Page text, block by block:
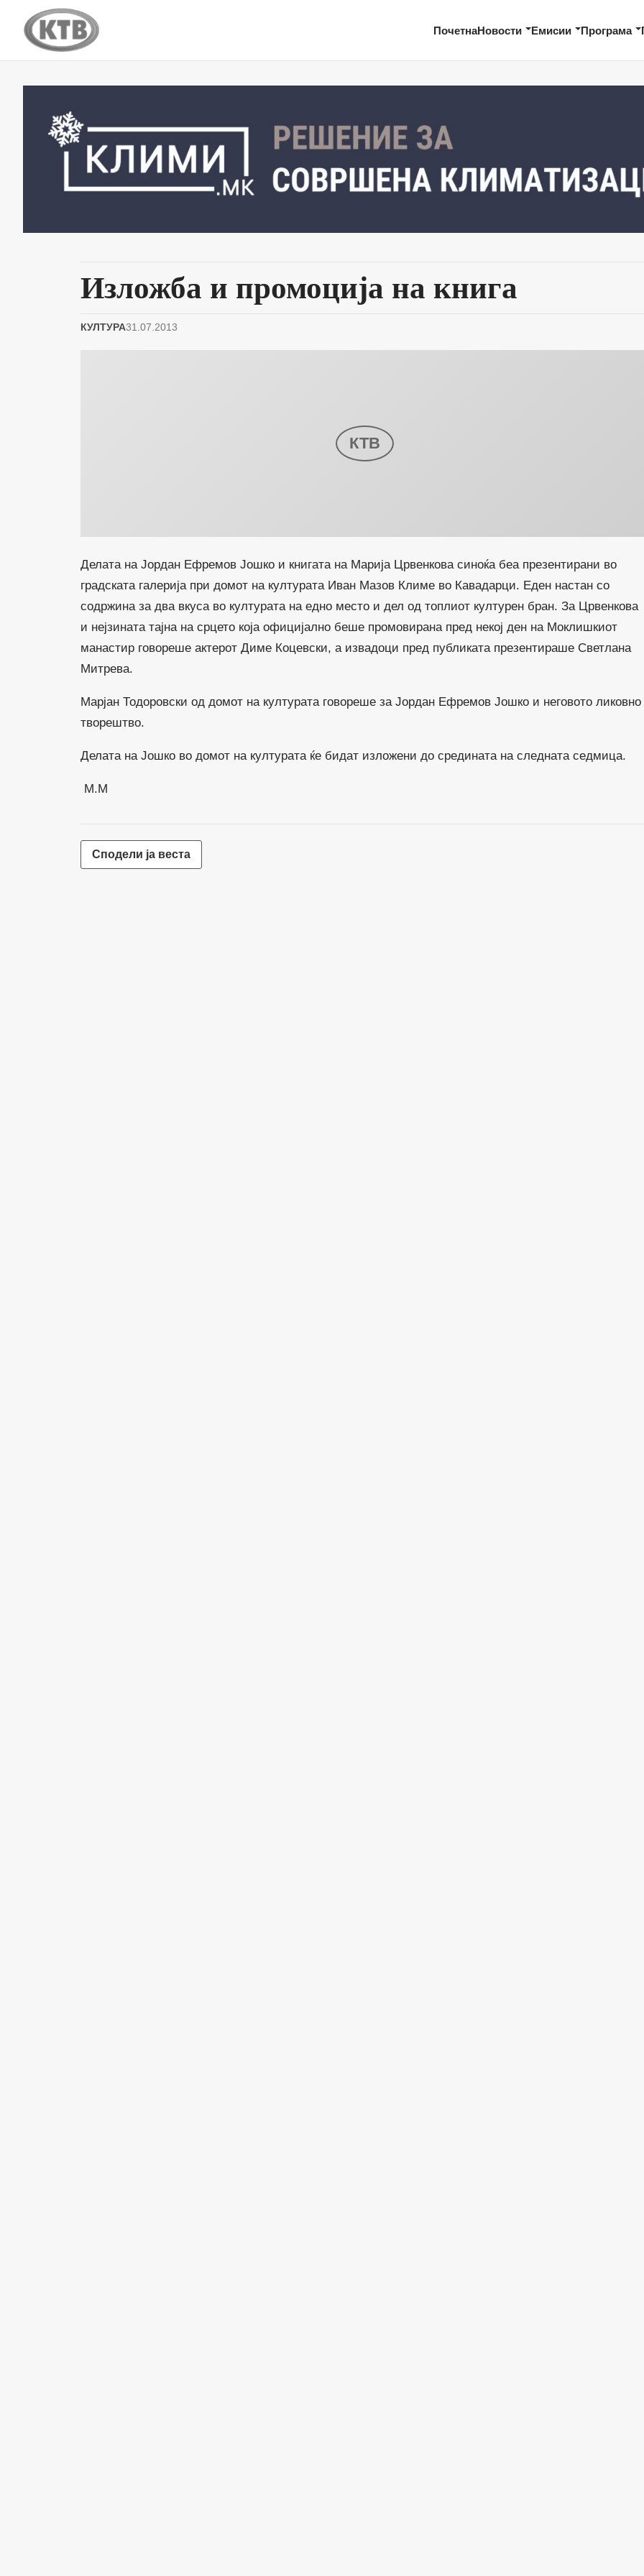
ПочетнаНовости Емисии Програма
Изложба и промоција на книга
КУЛТУРА31.07.2013
Делата на Јордан Ефремов Јошко и книгата на Марија Црвенкова синоќа беа презентирани во
градската галерија при домот на културата Иван Мазов Климе во Кавадарци. Еден настан со
содржина за два вкуса во културата на едно место и дел од топлиот културен бран. За Црвенкова
и нејзината тајна на срцето која официјално беше промовирана пред некој ден на Моклишкиот
манастир говореше актерот Диме Коцевски, а извадоци пред публиката презентираше Светлана
Митрева.
Марјан Тодоровски од домот на културата говореше за Јордан Ефремов Јошко и неговото ликовно
творештво.
Делата на Јошко во домот на културата ќе бидат изложени до средината на следната седмица.
M.M
Сподели ја веста